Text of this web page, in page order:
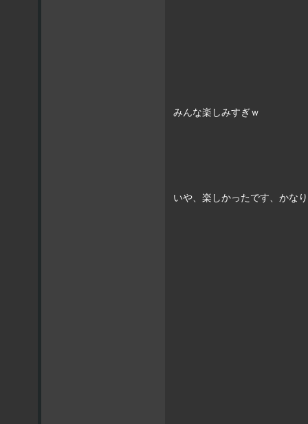
みんな楽しみすぎｗ
いや、楽しかったです、かなり